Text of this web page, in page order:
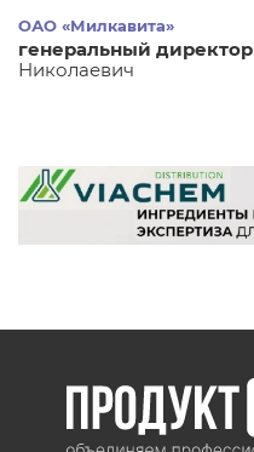
ОАО «Милкавита»
генеральный директор
Николаевич